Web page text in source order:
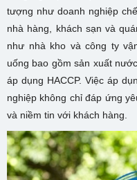
tượng như doanh nghiệp
nhà hàng, khách sạn và
như nhà kho và công ty
uống bao gồm sản xuất
áp dụng HACCP. Việc áp
nghiệp không chỉ đáp ứng
và niềm tin với khách hàng.